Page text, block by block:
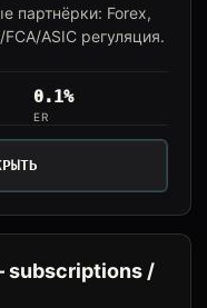
партнёрки: Forex,
ASIC регуляция.
0.1%
ER
subscriptions /